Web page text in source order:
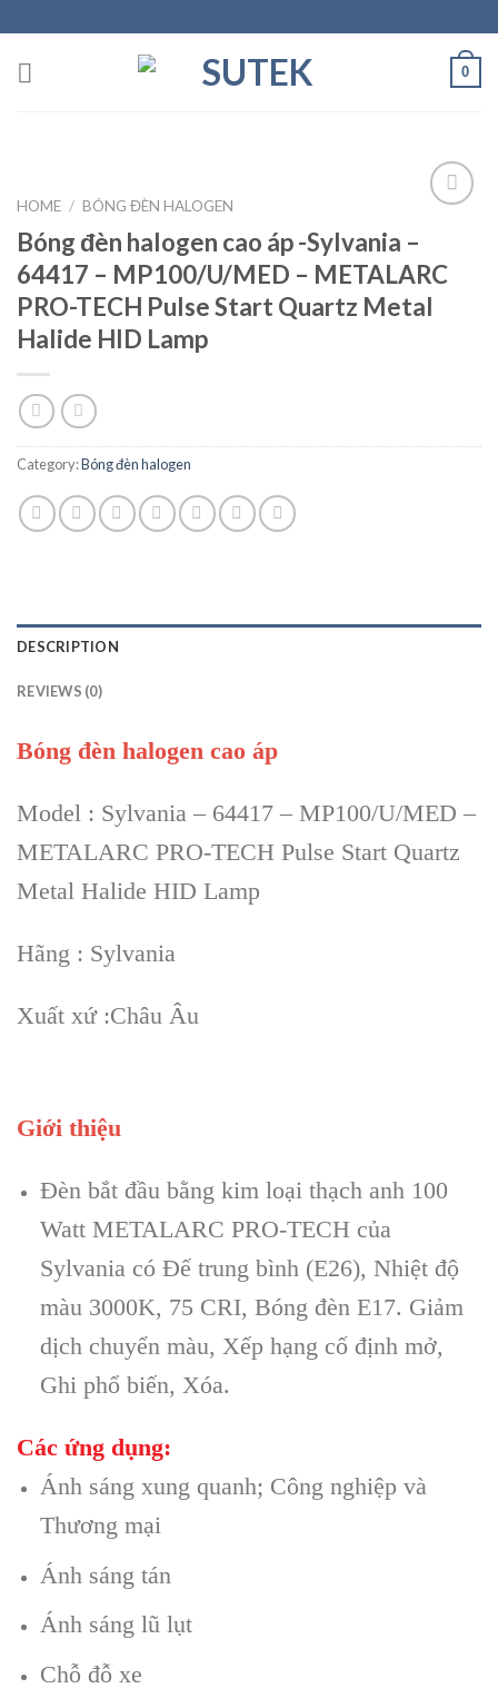
to
content
0
Add to
Wishlist
HOME / BÓNG ĐÈN HALOGEN
Bóng đèn halogen cao áp -Sylvania –
64417 – MP100/U/MED – METALARC
PRO-TECH Pulse Start Quartz Metal
Halide HID Lamp
Category:Bóng đèn halogen
DESCRIPTION
REVIEWS (0)
Bóng đèn halogen cao áp
Model : Sylvania – 64417 – MP100/U/MED –
METALARC PRO-TECH Pulse Start Quartz
Metal Halide HID Lamp
Hãng : Sylvania
Xuất xứ :Châu Âu
Giới thiệu
Đèn bắt đầu bằng kim loại thạch anh 100
Watt METALARC PRO-TECH của
Sylvania có Đế trung bình (E26), Nhiệt độ
màu 3000K, 75 CRI, Bóng đèn E17. Giảm
dịch chuyển màu, Xếp hạng cố định mở,
Ghi phổ biến, Xóa.
Các ứng dụng:
Ánh sáng xung quanh; Công nghiệp và
Thương mại
Ánh sáng tán
Ánh sáng lũ lụt
Chỗ đỗ xe